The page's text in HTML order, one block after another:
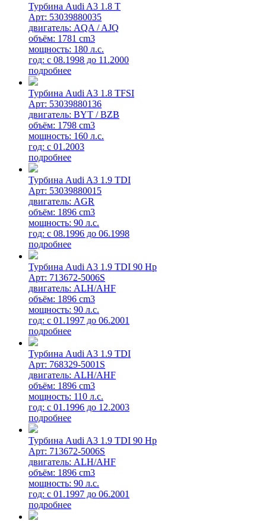
Турбина Audi A3 1.8 T
Арт: 53039880035
двигатель: AQA / AJQ
объём: 1781 cm3
мощность: 180 л.с.
год: с 08.1998 до 11.2000
подробнее
Турбина Audi A3 1.8 TFSI
Арт: 53039880136
двигатель: BYT / BZB
объём: 1798 cm3
мощность: 160 л.с.
год: с 01.2003
подробнее
Турбина Audi A3 1.9 TDI
Арт: 53039880015
двигатель: AGR
объём: 1896 cm3
мощность: 90 л.с.
год: с 08.1996 до 06.1998
подробнее
Турбина Audi A3 1.9 TDI 90 Hp
Арт: 713672-5006S
двигатель: ALH/AHF
объём: 1896 cm3
мощность: 90 л.с.
год: с 01.1997 до 06.2001
подробнее
Турбина Audi A3 1.9 TDI
Арт: 768329-5001S
двигатель: ALH/AHF
объём: 1896 cm3
мощность: 110 л.с.
год: с 01.1996 до 12.2003
подробнее
Турбина Audi A3 1.9 TDI 90 Hp
Арт: 713672-5006S
двигатель: ALH/AHF
объём: 1896 cm3
мощность: 90 л.с.
год: с 01.1997 до 06.2001
подробнее